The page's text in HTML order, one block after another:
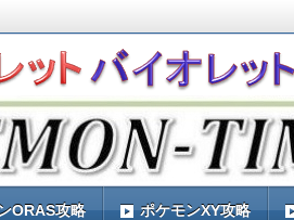
TIMES』
などをお届けする『POKEMON-
論やお得な情報なども紹介していきま
ORAS攻略 ポケモンXY攻略